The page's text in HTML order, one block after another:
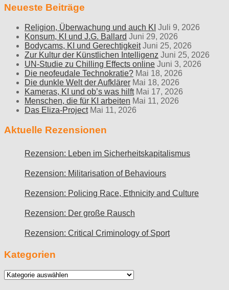
Neueste Beiträge
Religion, Überwachung und auch KI Juli 9, 2026
Konsum, KI und J.G. Ballard Juni 29, 2026
Bodycams, KI und Gerechtigkeit Juni 25, 2026
Zur Kultur der Künstlichen Intelligenz Juni 25, 2026
UN-Studie zu Chilling Effects online Juni 3, 2026
Die neofeudale Technokratie? Mai 18, 2026
Die dunkle Welt der Aufklärer Mai 18, 2026
Kameras, KI und ob’s was hilft Mai 17, 2026
Menschen, die für KI arbeiten Mai 11, 2026
Das Eliza-Project Mai 11, 2026
Aktuelle Rezensionen
Rezension: Leben im Sicherheitskapitalismus
Rezension: Militarisation of Behaviours
Rezension: Policing Race, Ethnicity and Culture
Rezension: Der große Rausch
Rezension: Critical Criminology of Sport
Kategorien
Kategorien